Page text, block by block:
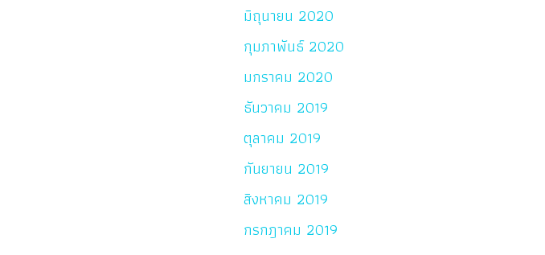
มิถุนายน 2020
กุมภาพันธ์ 2020
มกราคม 2020
ธันวาคม 2019
ตุลาคม 2019
กันยายน 2019
สิงหาคม 2019
กรกฎาคม 2019